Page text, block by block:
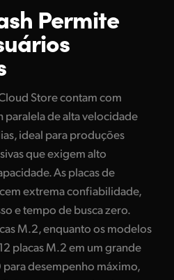
Permite
Store contam com
paralela de alta velocidade
ideal para produções
que exigem alto
As placas de
extrema confiabilidade,
e tempo de busca zero.
M.2, enquanto os modelos
placas M.2 em um grande
desempenho máximo,